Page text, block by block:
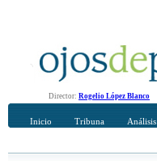
Director: Rogelio López Blanco
Inicio Tribuna Análisis